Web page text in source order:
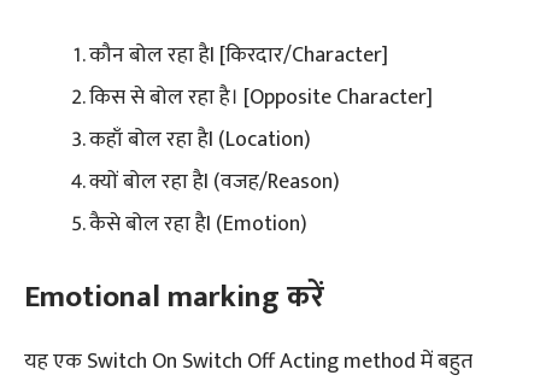
कौन बोल रहा हैI [किरदार/Character]
किस से बोल रहा है। [Opposite Character]
कहाँ बोल रहा हैI (Location)
क्यों बोल रहा हैI (वजह/Reason)
कैसे बोल रहा हैI (Emotion)
Emotional marking करें
यह एक Switch On Switch Off Acting method में बहुत